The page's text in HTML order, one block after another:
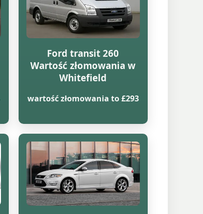
Ford transit 260
Wartość złomowania w
Whitefield
wartość złomowania to £293